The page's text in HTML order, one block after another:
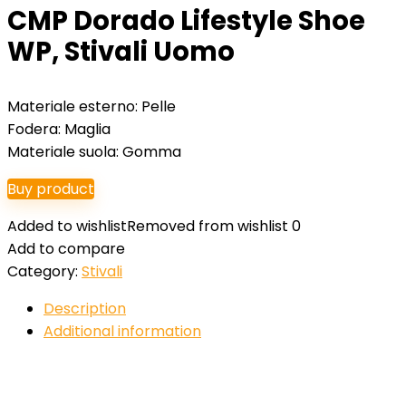
CMP Dorado Lifestyle Shoe
WP, Stivali Uomo
Materiale esterno: Pelle
Fodera: Maglia
Materiale suola: Gomma
Buy product
Added to wishlistRemoved from wishlist 0
Add to compare
Category: Stivali
Description
Additional information